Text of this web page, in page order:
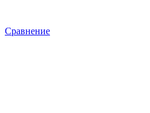
Сравнение